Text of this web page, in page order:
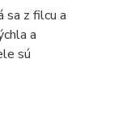
sa z filcu a
a
sú